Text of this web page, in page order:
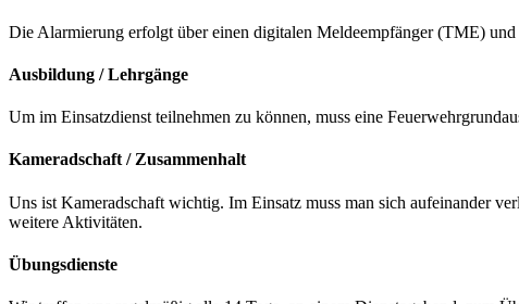
Die Alarmierung erfolgt über einen digitalen Meldeempfänger (TME)
Ausbildung / Lehrgänge
Um im Einsatzdienst teilnehmen zu können, muss eine
Kameradschaft / Zusammenhalt
Uns ist Kameradschaft wichtig. Im Einsatz muss man sich aufeinander
weitere Aktivitäten.
Übungsdienste